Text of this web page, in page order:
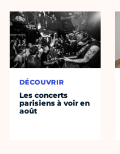
DÉCOUVRIR
Les concerts
parisiens à voir en
août